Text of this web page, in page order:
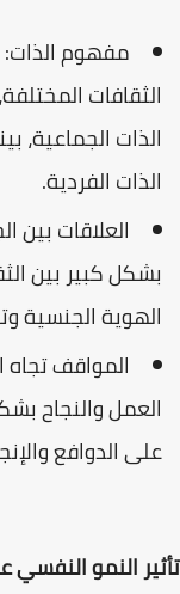
مفهوم
الثقافات
الذات الجماعية،
الذات الفردية.
العلاقات بين
بشكل كبير بين
الهوية الجنسية
المواقف تجاه
العمل والنجاح
على الدوافع
تأثير النمو النفسي